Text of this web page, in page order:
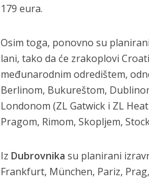
179 eura.
Osim toga, ponovno su
lani, tako da će zrakoplovi
međunarodnim odredištem,
Berlinom, Bukureštom,
Londonom (ZL Gatwick i ZL
Pragom, Rimom, Skopljem,
Iz Dubrovnika su planirani
Frankfurt, München, Pariz,